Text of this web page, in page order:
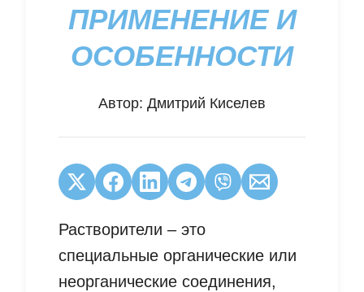
ПРИМЕНЕНИЕ И
ОСОБЕННОСТИ
Автор: Дмитрий Киселев
Растворители – это
специальные органические или
неорганические соединения,